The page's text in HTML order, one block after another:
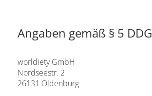
Angaben gemäß § 5 DDG
worldiety GmbH
Nordseestr. 2
26131 Oldenburg